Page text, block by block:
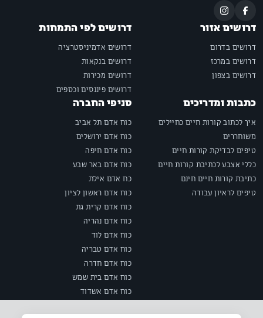
דרושים אזור
דרושים בדרום
דרושים במרכז
דרושים בצפון
דרושים לפי התמחות
דרושים אדמיניסטרציה
דרושים בנקאות
דרושים מכירות
דרושים פיננסים וכספים
כתבות ומדריכים
איך לכתוב קורות חיים כחיילים
משוחררים
טיפים לבדיקת קורות חיים
כללי אצבע לכתיבת קורות חיים
כתיבת קורות חיים חינם
טיפים לראיון עבודה
סניפי החברה
כוח אדם תל אביב
כוח אדם ירושלים
כוח אדם חיפה
כוח אדם באר שבע
כח אדם אילת
כוח אדם ראשון לציון
כוח אדם קרית גת
כוח אדם נהריה
כוח אדם לוד
כוח אדם טבריה
כוח אדם חדרה
כוח אדם בית שמש
כוח אדם אשדוד